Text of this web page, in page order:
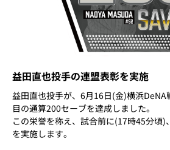
益田直也投手の連盟表彰を実施
益田直也投手が、6月16日(金)横浜DeNA
目の通算200セーブを達成しました。
この栄誉を称え、試合前に(17時45分頃
を実施します。